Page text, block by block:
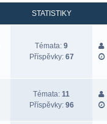
STATISTIKY
Témata: 9
Příspěvky: 67
Témata: 11
Příspěvky: 96